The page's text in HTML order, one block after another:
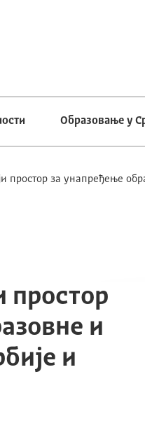
Образовање у
простор за унапређење
простор
и
и